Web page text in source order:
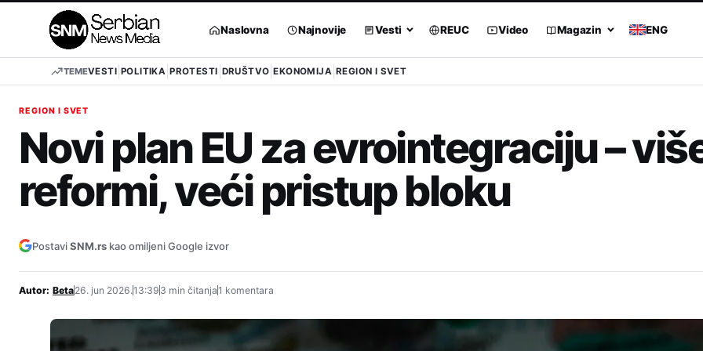
Naslovna Najnovije Vesti REUC Video Magazin ENG
TEMEVESTI POLITIKA PROTESTI DRUŠTVO EKONOMIJA REGION I SVET
REGION I SVET
Novi plan EU za evrointegraciju –
reformi, veći pristup bloku
PostaviSNM.rs kao omiljeni Google izvor
Autor: Beta26. jun 2026.13:39 3 min čitanja1 komentara